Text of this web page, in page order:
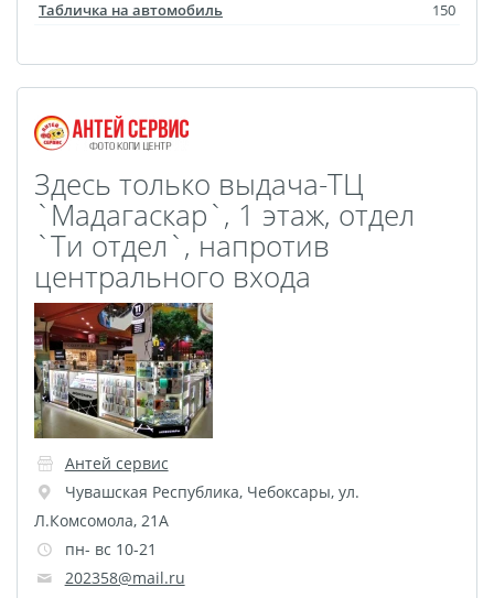
Оживающий магнит
Оживающая подушка
метрика
Оживающая открытка
Оживающий
фотоколлаж
Оживающий
бессмертный полк
Оживающие грамоты
Оживающий пазл
Оживающий фотокубик
Оживающая тарелка
Оживающий дневник
Фото на документы
онлайн
Табличка на автомобиль 150
Здесь только выдача-ТЦ
`Мадагаскар`, 1 этаж, отдел
`Tи отдел`, напротив
центрального входа
Антей сервис
Чувашская Республика, Чебоксары, ул.
Л.Комсомола, 21А
пн- вс 10-21
202358@mail.ru